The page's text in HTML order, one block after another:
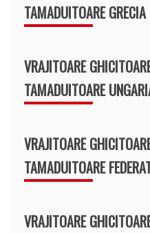
TAMADUITOARE GRECIA
VRAJITOARE
TAMADUITOARE
VRAJITOARE
TAMADUITOARE
VRAJITOARE